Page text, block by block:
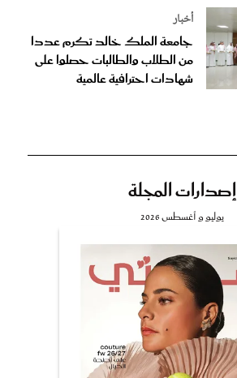
أخبار
جامعة الملك خالد تكرم عددا
من الطلاب والطالبات حصلوا على
شهادات احترافية عالمية
إصدارات المجلة
يوليو و أغسطس 2026